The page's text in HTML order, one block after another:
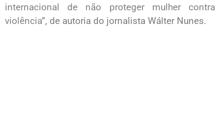
internacional de não proteger mulher contra
violência”, de autoria do jornalista Wálter Nunes.